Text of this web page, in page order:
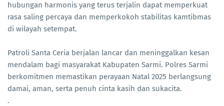
hubungan harmonis yang terus terjalin dapat memperkuat
rasa saling percaya dan memperkokoh stabilitas kamtibmas
di wilayah setempat.
Patroli Santa Ceria berjalan lancar dan meninggalkan kesan
mendalam bagi masyarakat Kabupaten Sarmi. Polres Sarmi
berkomitmen memastikan perayaan Natal 2025 berlangsung
damai, aman, serta penuh cinta kasih dan sukacita.
.